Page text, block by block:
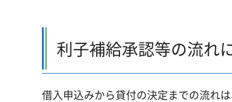
利子補給承認等の流れ
借入申込みから貸付の決定までの流れ